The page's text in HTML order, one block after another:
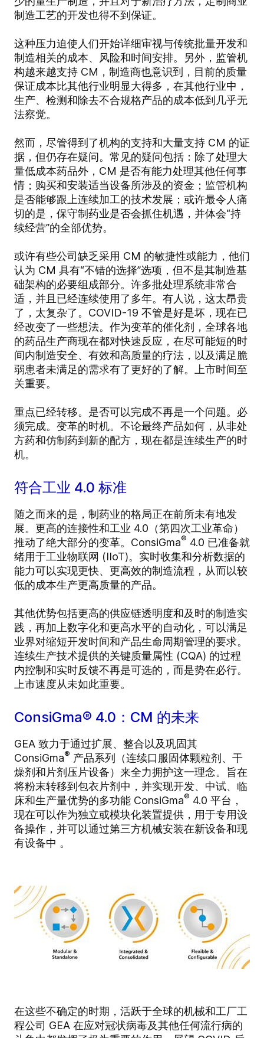
制造工艺的开发也得不到保证。
这种压力迫使人们开始详细审视与传统批量开发和
制造相关的成本、风险和时间安排。另外，监管机
构越来越支持 CM，制造商也意识到，目前的质量
保证成本比其他行业明显大得多，在其他行业中，
生产、检测和除去不合规格产品的成本低到几乎无
法察觉。
然而，尽管得到了机构的支持和大量支持 CM 的证
据，但仍存在疑问。常见的疑问包括：除了处理大
量低成本药品外，CM 是否有能力处理其他任何事
情；购买和安装适当设备所涉及的资金；监管机构
是否能够跟上连续加工的技术发展；或许最令人痛
切的是，保守制药业是否会抓住机遇，并体会“持
续经营”的全部优势。
或许有些公司缺乏采用 CM 的敏捷性或能力，他们
认为 CM 具有“不错的选择”选项，但不是其制造基
础架构的必要组成部分。许多批处理系统非常合
适，并且已经连续使用了多年。有人说，这太昂贵
了，太复杂了。COVID-19 不管是好是坏，现在已
经改变了一些想法。作为变革的催化剂，全球各地
的药品生产商现在都对快速反应，在尽可能短的时
间内制造安全、有效和高质量的疗法，以及满足脆
弱患者未满足的需求有了更好的了解。上市时间至
关重要。
重点已经转移。是否可以完成不再是一个问题。必
须完成。变革的时机。不论最终产品如何，从非处
方药和仿制药到新的配方，现在都是连续生产的时
机。
符合工业 4.0 标准
随之而来的是，制药业的格局正在前所未有地发
展。更高的连接性和工业 4.0（第四次工业革命）
推动了绝大部分的变革。ConsiGma® 4.0 已准备就
绪用于工业物联网 (IIoT)。实时收集和分析数据的
能力可以实现更快、更高效的制造流程，从而以较
低的成本生产更高质量的产品。
其他优势包括更高的供应链透明度和及时的制造实
践，再加上数字化和更高水平的自动化，可以满足
业界对缩短开发时间和产品生命周期管理的要求。
连续生产技术提供的关键质量属性 (CQA) 的过程
内控制和实时反馈不再是可选的，而是势在必行。
上市速度从未如此重要。
ConsiGma® 4.0：CM 的未来
GEA 致力于通过扩展、整合以及巩固其
ConsiGma® 产品系列（连续口服固体颗粒剂、干
燥剂和片剂压片设备）来全力拥护这一理念。旨在
将粉末转移到包衣片剂中，并实现开发、中试、临
床和生产量优势的多功能 ConsiGma® 4.0 平台，
现在可以作为独立或模块化装置提供，用于专用设
备操作，并可以通过第三方机械安装在新设备和现
有设备中 。
在这些不确定的时期，活跃于全球的机械和工厂工
程公司 GEA 在应对冠状病毒及其他任何流行病的